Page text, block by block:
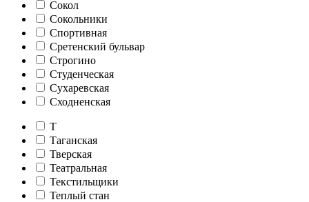
Сокол
Сокольники
Спортивная
Сретенский бульвар
Строгино
Студенческая
Сухаревская
Сходненская
Т
Таганская
Тверская
Театральная
Текстильщики
Теплый стан